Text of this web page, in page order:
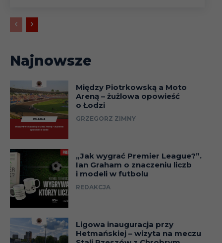
Najnowsze
Między Piotrkowską a Moto
Areną – żużlowa opowieść
o Łodzi
GRZEGORZ ZIMNY
„Jak wygrać Premier League?”.
Ian Graham o znaczeniu liczb
i modeli w futbolu
REDAKCJA
Ligowa inauguracja przy
Hetmańskiej – wizyta na meczu